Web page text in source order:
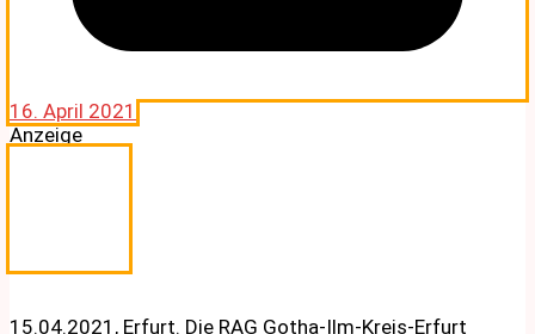
16. April 2021
Anzeige
15.04.2021, Erfurt. Die RAG Gotha-Ilm-Kreis-Erfurt